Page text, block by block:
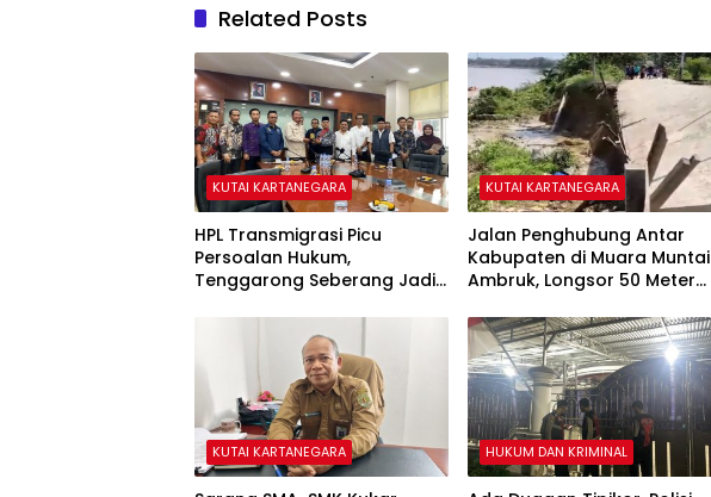
Related Posts
KUTAI KARTANEGARA
HPL Transmigrasi Picu
Persoalan Hukum,
Tenggarong Seberang Jadi
KUTAI KARTANEGARA
Jalan Penghubung Antar
Kabupaten di Muara Muntai
Ambruk, Longsor 50 Meter
KUTAI KARTANEGARA HUKUM DAN KRIMINAL